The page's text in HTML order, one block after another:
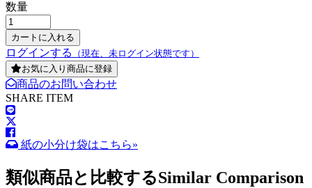
数量
ログインする
（現在、未ログイン状態です）
お気に入り商品に登録
商品のお問い合わせ
SHARE ITEM
紙の小分け袋はこちら»
類似商品と比較するSimilar Comparison